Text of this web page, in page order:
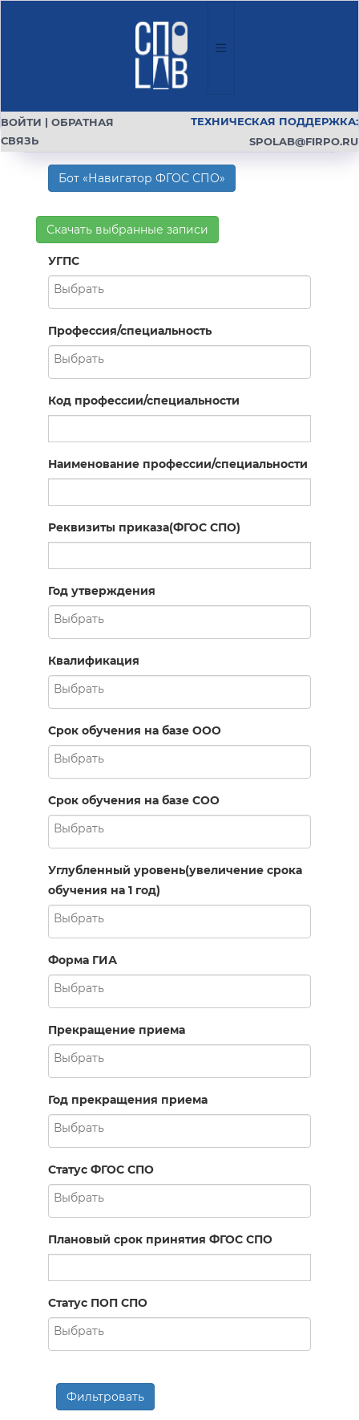
ВОЙТИ | ОБРАТНАЯ
СВЯЗЬ
ТЕХНИЧЕСКАЯ ПОДДЕРЖКА:
SPOLAB@FIRPO.RU
Бот «Навигатор ФГОС СПО»
Скачать выбранные записи
УГПС
Профессия/специальность
Код профессии/специальности
Наименование профессии/специальности
Реквизиты приказа(ФГОС СПО)
Год утверждения
Квалификация
Срок обучения на базе ООО
Срок обучения на базе СОО
Углубленный уровень(увеличение срока
обучения на 1 год)
Форма ГИА
Прекращение приема
Год прекращения приема
Статус ФГОС СПО
Плановый срок принятия ФГОС СПО
Статус ПОП СПО
Фильтровать